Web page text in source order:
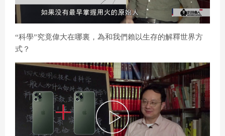
l
y
V
“科學”究竟偉大在哪裏，為和我們賴以生存的解釋世界方
式？